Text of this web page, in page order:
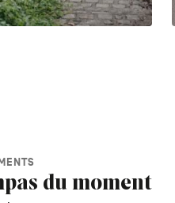
du moment